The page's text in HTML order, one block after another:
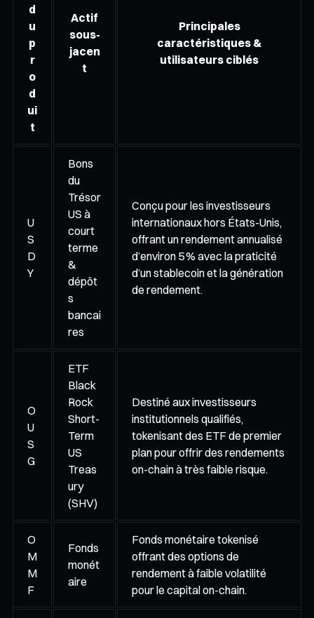
d
u
p
r
o
d
ui
t
Actif
sous-
jacen
t
Principales
caractéristiques &
utilisateurs ciblés
U
S
D
Y
Bons
du
Trésor
US à
court
terme
&
dépôt
s
bancai
res
Conçu pour les investisseurs
internationaux hors États-Unis,
offrant un rendement annualisé
d’environ 5 % avec la praticité
d’un stablecoin et la génération
de rendement.
O
U
S
G
ETF
Black
Rock
Short-
Term
US
Treas
ury
(SHV)
Destiné aux investisseurs
institutionnels qualifiés,
tokenisant des ETF de premier
plan pour offrir des rendements
on-chain à très faible risque.
O
M
M
F
Fonds
monét
aire
Fonds monétaire tokenisé
offrant des options de
rendement à faible volatilité
pour le capital on-chain.